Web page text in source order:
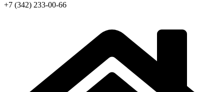
+7 (342) 233-00-66